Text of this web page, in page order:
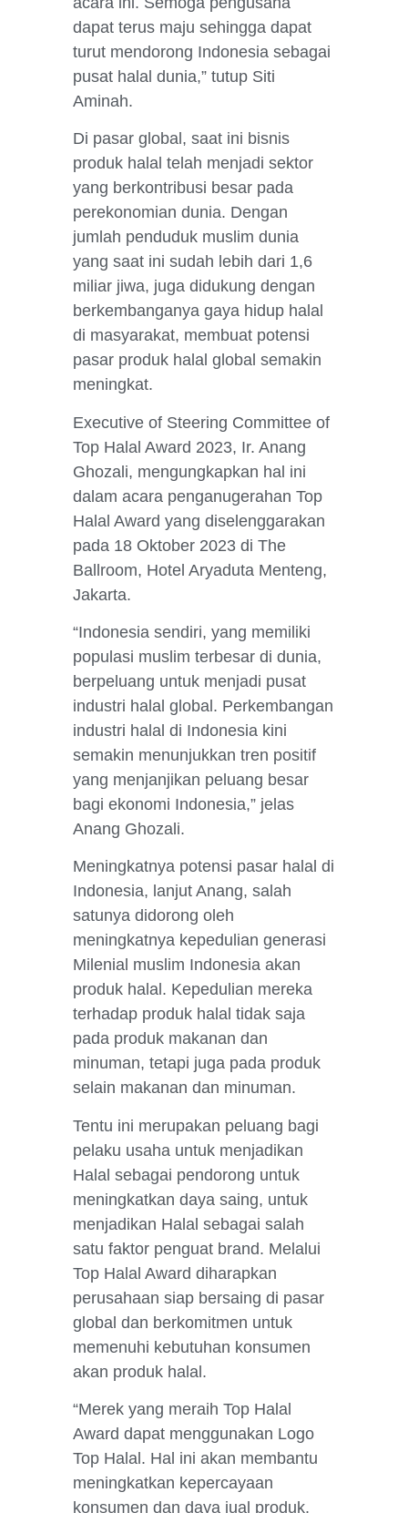
dapat terus maju sehingga dapat
turut mendorong Indonesia sebagai
pusat halal dunia,” tutup Siti
Aminah.
Di pasar global, saat ini bisnis
produk halal telah menjadi sektor
yang berkontribusi besar pada
perekonomian dunia. Dengan
jumlah penduduk muslim dunia
yang saat ini sudah lebih dari 1,6
miliar jiwa, juga didukung dengan
berkembanganya gaya hidup halal
di masyarakat, membuat potensi
pasar produk halal global semakin
meningkat.
Executive of Steering Committee of
Top Halal Award 2023, Ir. Anang
Ghozali, mengungkapkan hal ini
dalam acara penganugerahan Top
Halal Award yang diselenggarakan
pada 18 Oktober 2023 di The
Ballroom, Hotel Aryaduta Menteng,
Jakarta.
“Indonesia sendiri, yang memiliki
populasi muslim terbesar di dunia,
berpeluang untuk menjadi pusat
industri halal global. Perkembangan
industri halal di Indonesia kini
semakin menunjukkan tren positif
yang menjanjikan peluang besar
bagi ekonomi Indonesia,” jelas
Anang Ghozali.
Meningkatnya potensi pasar halal di
Indonesia, lanjut Anang, salah
satunya didorong oleh
meningkatnya kepedulian generasi
Milenial muslim Indonesia akan
produk halal. Kepedulian mereka
terhadap produk halal tidak saja
pada produk makanan dan
minuman, tetapi juga pada produk
selain makanan dan minuman.
Tentu ini merupakan peluang bagi
pelaku usaha untuk menjadikan
Halal sebagai pendorong untuk
meningkatkan daya saing, untuk
menjadikan Halal sebagai salah
satu faktor penguat brand. Melalui
Top Halal Award diharapkan
perusahaan siap bersaing di pasar
global dan berkomitmen untuk
memenuhi kebutuhan konsumen
akan produk halal.
“Merek yang meraih Top Halal
Award dapat menggunakan Logo
Top Halal. Hal ini akan membantu
meningkatkan kepercayaan
konsumen dan daya jual produk.